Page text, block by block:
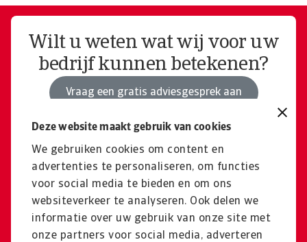
Deze website maakt gebruik van cookies
We gebruiken cookies om content en
advertenties te personaliseren, om functies
voor social media te bieden en om ons
websiteverkeer te analyseren. Ook delen we
informatie over uw gebruik van onze site met
onze partners voor social media, adverteren
Wilt u weten wat wij voor uw
bedrijf kunnen betekenen?
Vraag een gratis adviesgesprek aan
Heeft u nu vragen? Bel direct
een van onze experts!
Telefoon: +31 (0)20 553 2693